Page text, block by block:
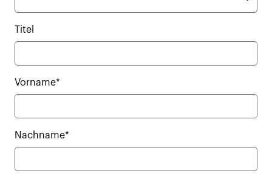
Titel
Vorname*
Nachname*